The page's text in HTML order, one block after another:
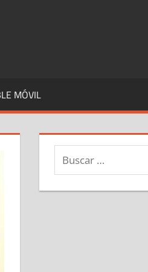
MÓVIL
Buscar: